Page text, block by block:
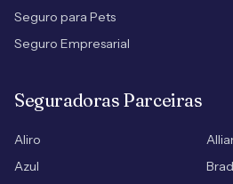
Seguro para Pets
Seguro Empresarial
Seguradoras Parceiras
Aliro
Azul